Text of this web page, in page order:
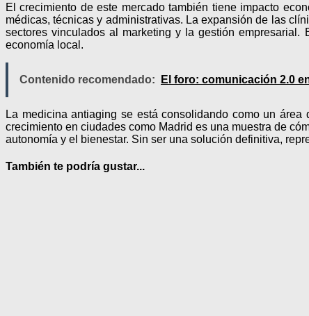
El crecimiento de este mercado también tiene impacto
médicas, técnicas y administrativas. La expansión de las
sectores vinculados al marketing y la gestión
economía local.
Contenido recomendado: El foro: comunicación 2.0
La medicina antiaging se está consolidando como un
crecimiento en ciudades como Madrid es una muestra de
autonomía y el bienestar. Sin ser una solución definitiva,
También te podría gustar...